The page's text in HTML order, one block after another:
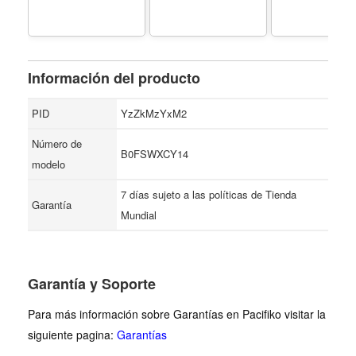
Información del producto
PID
YzZkMzYxM2
Número de
modelo
B0FSWXCY14
Garantía
7 días sujeto a las políticas de Tienda
Mundial
Garantía y Soporte
Para más información sobre Garantías en Pacifiko visitar la
siguiente pagina: Garantías